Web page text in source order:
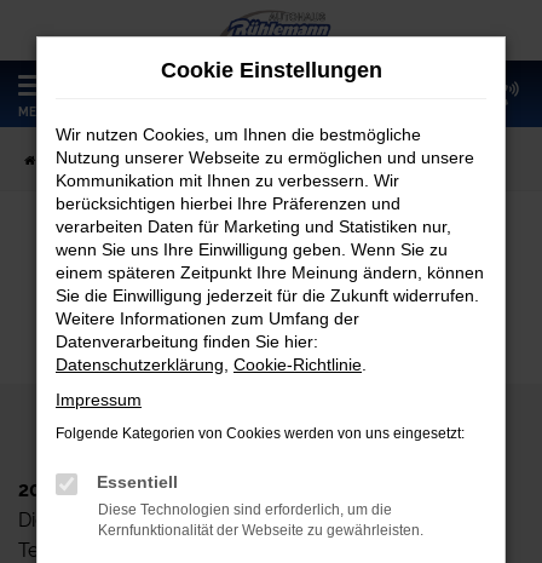
Zum
Hauptinhalt
springen
MENÜ
Startseite Fahrzeugangebote Fahrzeugmarkt
Fahrzeugmarkt
2024 Autohaus Rühlemann GmbH
Dieskaustr. 102, D-04249 Leipzig
Telefax: +49 341-42640-25
Cookie Einstellungen
Wir nutzen Cookies, um Ihnen die bestmögliche
Nutzung unserer Webseite zu ermöglichen und unsere
Kommunikation mit Ihnen zu verbessern. Wir
berücksichtigen hierbei Ihre Präferenzen und
verarbeiten Daten für Marketing und Statistiken nur,
wenn Sie uns Ihre Einwilligung geben. Wenn Sie zu
einem späteren Zeitpunkt Ihre Meinung ändern, können
Sie die Einwilligung jederzeit für die Zukunft widerrufen.
Weitere Informationen zum Umfang der
Datenverarbeitung finden Sie hier:
Datenschutzerklärung Cookie-Richtlinie
Impressum
Folgende Kategorien von Cookies werden von uns eingesetzt:
Essentiell
Diese Technologien sind erforderlich, um die
Kernfunktionalität der Webseite zu gewährleisten.